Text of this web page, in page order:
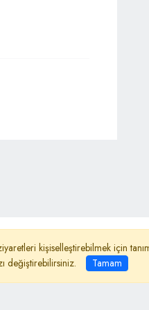
Haber Gönder
kişiselleştirebilmek için
değiştirebilirsiniz.
Tamam